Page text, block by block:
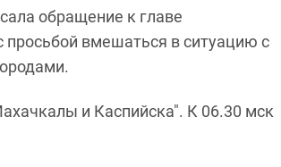
обращение к главе
просьбой вмешаться в ситуацию с
и Каспийска". К 06.30 мск